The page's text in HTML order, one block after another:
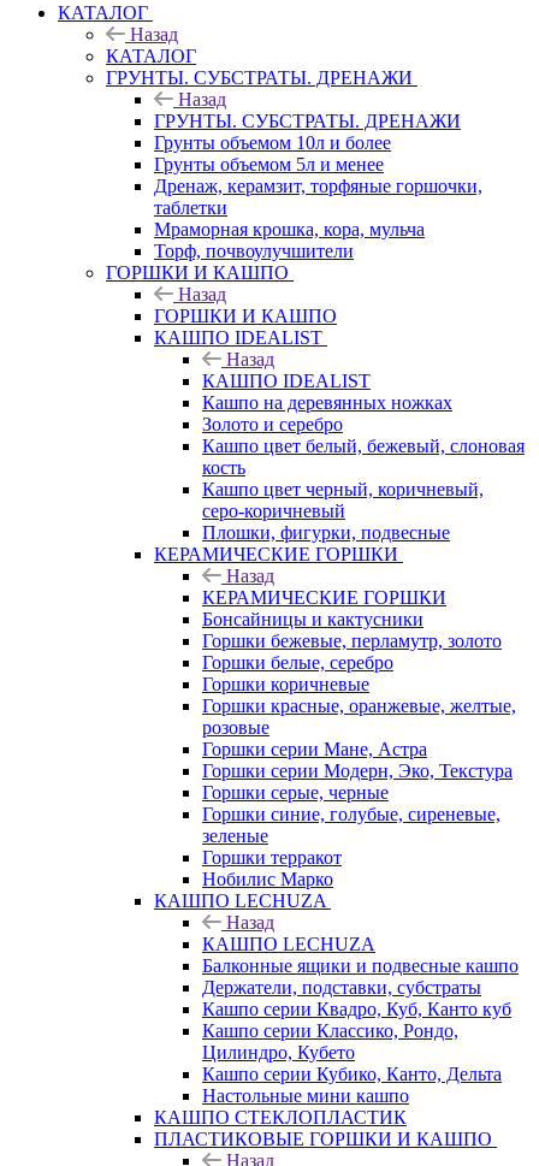
КАТАЛОГ
Назад
КАТАЛОГ
ГРУНТЫ. СУБСТРАТЫ. ДРЕНАЖИ
Назад
ГРУНТЫ. СУБСТРАТЫ. ДРЕНАЖИ
Грунты объемом 10л и более
Грунты объемом 5л и менее
Дренаж, керамзит, торфяные горшочки,
таблетки
Мраморная крошка, кора, мульча
Торф, почвоулучшители
ГОРШКИ И КАШПО
Назад
ГОРШКИ И КАШПО
КАШПО IDEALIST
Назад
КАШПО IDEALIST
Кашпо на деревянных ножках
Золото и серебро
Кашпо цвет белый, бежевый, слоновая
кость
Кашпо цвет черный, коричневый,
серо-коричневый
Плошки, фигурки, подвесные
КЕРАМИЧЕСКИЕ ГОРШКИ
Назад
КЕРАМИЧЕСКИЕ ГОРШКИ
Бонсайницы и кактусники
Горшки бежевые, перламутр, золото
Горшки белые, серебро
Горшки коричневые
Горшки красные, оранжевые, желтые,
розовые
Горшки серии Мане, Астра
Горшки серии Модерн, Эко, Текстура
Горшки серые, черные
Горшки синие, голубые, сиреневые,
зеленые
Горшки терракот
Нобилис Марко
КАШПО LECHUZA
Назад
КАШПО LECHUZA
Балконные ящики и подвесные кашпо
Держатели, подставки, субстраты
Кашпо серии Квадро, Куб, Канто куб
Кашпо серии Классико, Рондо,
Цилиндро, Кубето
Кашпо серии Кубико, Канто, Дельта
Настольные мини кашпо
КАШПО СТЕКЛОПЛАСТИК
ПЛАСТИКОВЫЕ ГОРШКИ И КАШПО
Назад